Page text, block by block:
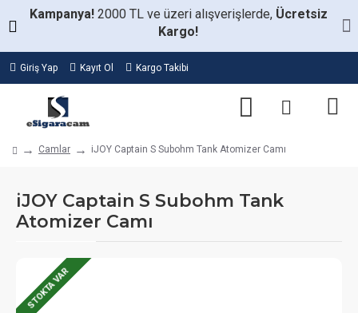
Kampanya! 2000 TL ve üzeri alışverişlerde, Ücretsiz
Kargo!
Giriş Yap Kayıt Ol Kargo Takibi
Camlar iJOY Captain S Subohm Tank Atomizer Camı
iJOY Captain S Subohm Tank
Atomizer Camı
STOKTA VAR